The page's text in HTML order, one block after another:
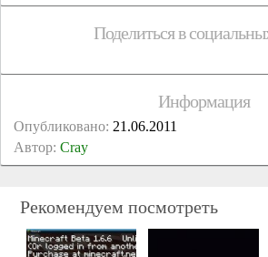
Поделиться в
Информация
Опубликовано: 21.06.2011
Автор: Cray
Рекомендуем посмотреть